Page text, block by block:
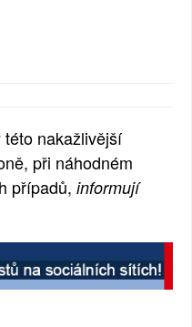
nakažlivější
při náhodném
případů, informují